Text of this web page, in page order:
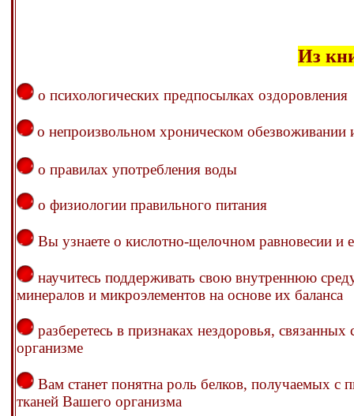
Из
о психологических предпосылках оздоровления
о непроизвольном хроническом обезвоживании
о правилах употребления воды
о физиологии правильного питания
Вы узнаете о кислотно-щелочном равновесии и
научитесь поддерживать свою внутреннюю
минералов и микроэлементов на основе их баланса
разберетесь в признаках нездоровья,
организме
Вам станет понятна роль белков, получаемых с
тканей Вашего организма